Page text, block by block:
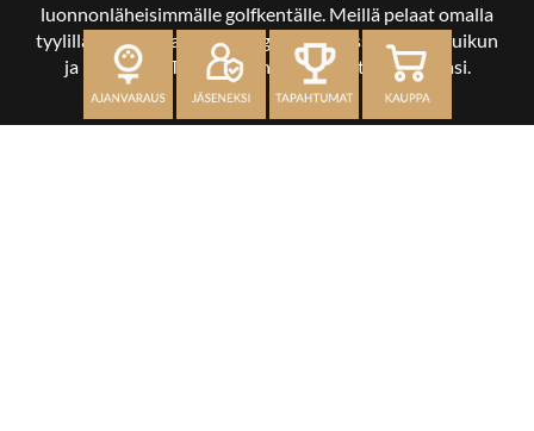
luonnonläheisimmälle golfkentälle. Meillä pelaat omalla
tyylilläsi ja tasollasi – ja bongaat halutessasi vaikka uikun
ja kuikankin. Tärkeintä on, että nautit vierailustasi.